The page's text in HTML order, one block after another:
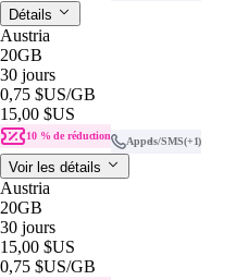
Détails
Austria
20GB
30 jours
0,75 $US/GB
15,00 $US
10 % de réduction Appels/SMS(+1)
Voir les détails
Austria
20GB
30 jours
15,00 $US
0,75 $US/GB